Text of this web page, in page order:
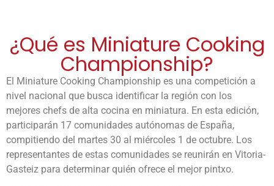
¿Qué es Miniature Cooking
Championship?
El Miniature Cooking Championship es una competición a
nivel nacional que busca identificar la región con los
mejores chefs de alta cocina en miniatura. En esta edición,
participarán 17 comunidades autónomas de España,
compitiendo del martes 30 al miércoles 1 de octubre. Los
representantes de estas comunidades se reunirán en Vitoria-
Gasteiz para determinar quién ofrece el mejor pintxo.